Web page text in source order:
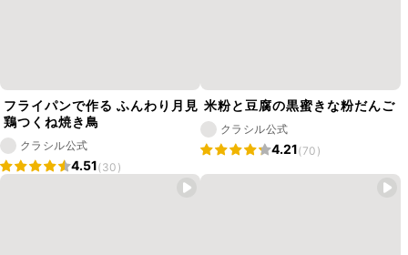
フライパンで作る ふんわり月見
鶏つくね焼き鳥
クラシル公式
4.51(30)
米粉と豆腐の黒蜜きな粉だんご
クラシル公式
4.21(70)